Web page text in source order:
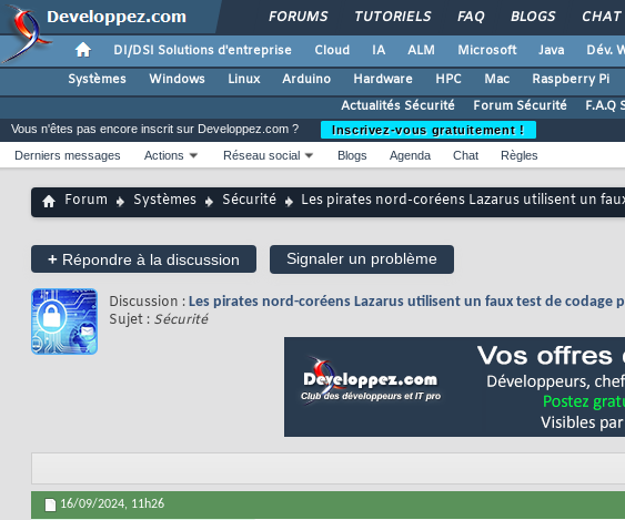
FORUMS TUTORIELS FAQ BLOGS CHAT
DI/DSI Solutions d'entreprise Cloud IA ALM Microsoft Java Dév.
Systèmes
Windows Linux Arduino Hardware HPC Mac Raspberry Pi
Actualités Sécurité
Forum Sécurité F.A.Q
Vous n'êtes pas encore inscrit sur Developpez.com ?
Inscrivez-vous gratuitement !
Derniers messages
Actions Réseau social Blogs Agenda Chat Règles
Forum Systèmes Sécurité Les pirates nord-coréens Lazarus utilisent un
+ Répondre à la discussion Signaler un problème
Discussion : Les pirates nord-coréens Lazarus utilisent un faux test de codage
Sujet : Sécurité
16/09/2024, 11h26